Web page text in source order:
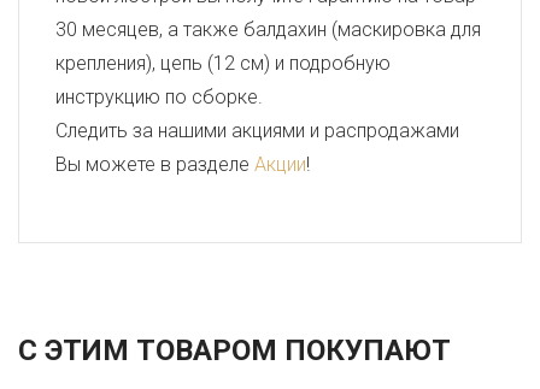
30 месяцев, а также балдахин (маскировка для
крепления), цепь (12 см) и подробную
инструкцию по сборке.
Следить за нашими акциями и распродажами
Вы можете в разделе Акции!
С ЭТИМ ТОВАРОМ ПОКУПАЮТ